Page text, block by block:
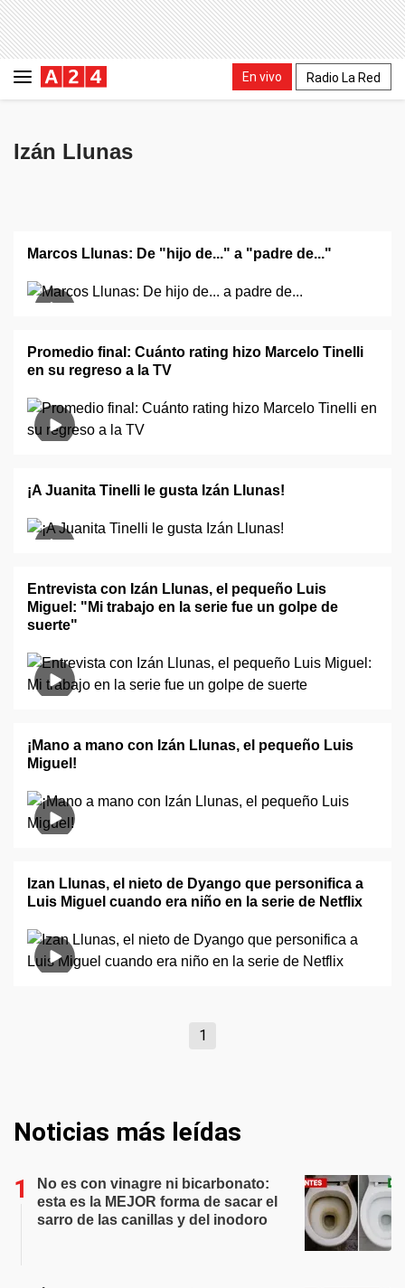
En vivo Radio La Red
Izán Llunas
Marcos Llunas: De "hijo de..." a "padre de..."
Promedio final: Cuánto rating hizo Marcelo Tinelli
en su regreso a la TV
¡A Juanita Tinelli le gusta Izán Llunas!
Entrevista con Izán Llunas, el pequeño Luis
Miguel: "Mi trabajo en la serie fue un golpe de
suerte"
¡Mano a mano con Izán Llunas, el pequeño Luis
Miguel!
Izan Llunas, el nieto de Dyango que personifica a
Luis Miguel cuando era niño en la serie de Netflix
1
Noticias más leídas
No es con vinagre ni bicarbonato:
esta es la MEJOR forma de sacar el
sarro de las canillas y del inodoro